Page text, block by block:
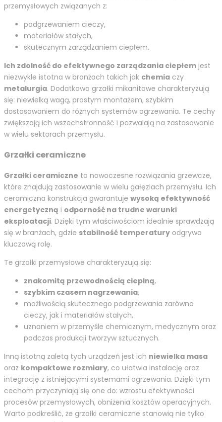
przemysłowych związanych z:
podgrzewaniem cieczy,
materiałów stałych,
skutecznym zarządzaniem ciepłem.
Ich zdolność do efektywnego zarządzania ciepłem jest
niezwykle istotna w branżach takich jak chemia czy
metalurgia. Dodatkowo grzałki mikanitowe charakteryzują
się: niewielką wagą, prostym montażem, szybkim
dostosowaniem do różnych systemów ogrzewania. Te cechy
zwiększają ich wszechstronność i pozwalają na zastosowanie
w wielu sektorach przemysłu.
Grzałki ceramiczne
Grzałki ceramiczne to nowoczesne rozwiązania grzewcze,
które znajdują zastosowanie w wielu gałęziach przemysłu. Ich
ceramiczna konstrukcja gwarantuje wysoką efektywność
energetyczną i odporność na trudne warunki
eksploatacji. Dzięki tym właściwościom idealnie sprawdzają
się w branżach, gdzie stabilność temperatury odgrywa
kluczową rolę.
Te grzałki przemysłowe charakteryzują się:
znakomitą przewodnością cieplną,
szybkim czasem nagrzewania,
możliwością skutecznego podgrzewania zarówno
cieczy, jak i materiałów stałych,
uznaniem w przemyśle chemicznym, medycznym oraz
podczas produkcji tworzyw sztucznych.
Inną istotną zaletą tych urządzeń jest ich niewielka masa
oraz kompaktowe rozmiary, co ułatwia instalację oraz
integrację z istniejącymi systemami ogrzewania. Dzięki tym
cechom przyczyniają się one do: wzrostu efektywności
procesów przemysłowych, obniżenia kosztów operacyjnych.
Warto podkreślić, że grzałki ceramiczne stanowią nie tylko